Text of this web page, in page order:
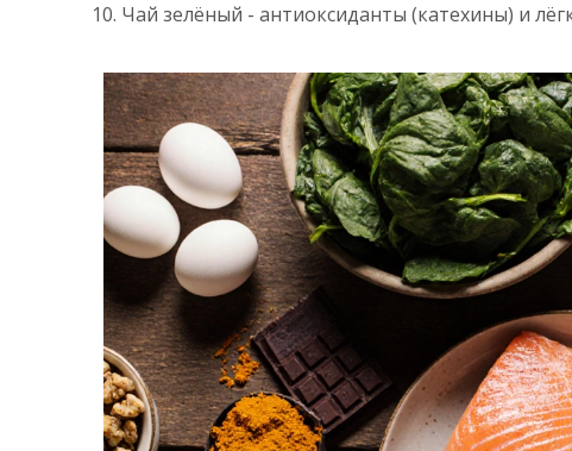
Чай зелёный - антиоксиданты (катехины) и